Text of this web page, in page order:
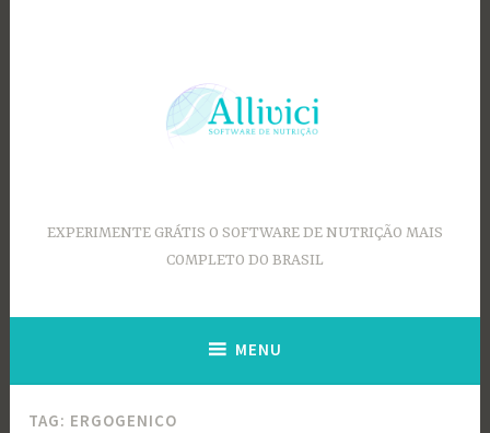
EXPERIMENTE GRÁTIS O SOFTWARE DE NUTRIÇÃO MAIS
COMPLETO DO BRASIL
MENU
TAG: ERGOGENICO